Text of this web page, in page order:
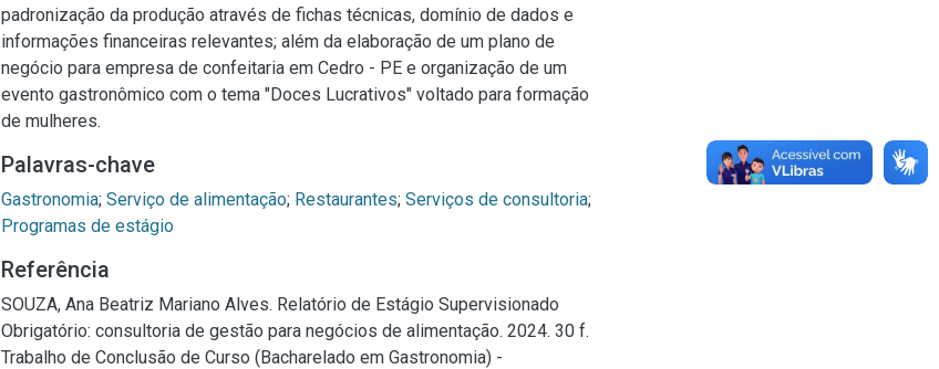
padronização da produção através de fichas técnicas, domínio de dados e
informações financeiras relevantes; além da elaboração de um plano de
negócio para empresa de confeitaria em Cedro - PE e organização de um
evento gastronômico com o tema "Doces Lucrativos" voltado para formação
de mulheres.
Palavras-chave
Gastronomia; Serviço de alimentação; Restaurantes; Serviços de consultoria;
Programas de estágio
Referência
SOUZA, Ana Beatriz Mariano Alves. Relatório de Estágio Supervisionado
Obrigatório: consultoria de gestão para negócios de alimentação. 2024. 30 f.
Trabalho de Conclusão de Curso (Bacharelado em Gastronomia) -